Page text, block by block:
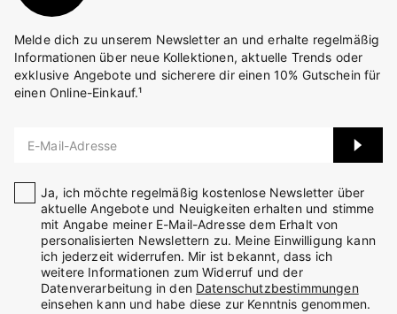
Melde dich zu unserem Newsletter an und erhalte regelmäßig
Informationen über neue Kollektionen, aktuelle Trends oder
exklusive Angebote und sicherere dir einen 10% Gutschein für
einen Online-Einkauf.¹
E-Mail-Adresse
Ja, ich möchte regelmäßig kostenlose Newsletter über
aktuelle Angebote und Neuigkeiten erhalten und stimme
mit Angabe meiner E-Mail-Adresse dem Erhalt von
personalisierten Newslettern zu. Meine Einwilligung kann
ich jederzeit widerrufen. Mir ist bekannt, dass ich
weitere Informationen zum Widerruf und der
Datenverarbeitung in den Datenschutzbestimmungen
einsehen kann und habe diese zur Kenntnis genommen.